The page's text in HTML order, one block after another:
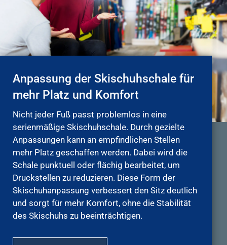
Anpassung der Skischuhschale für
mehr Platz und Komfort
Nicht jeder Fuß passt problemlos in eine
serienmäßige Skischuhschale. Durch gezielte
Anpassungen kann an empfindlichen Stellen
mehr Platz geschaffen werden. Dabei wird die
Schale punktuell oder flächig bearbeitet, um
Druckstellen zu reduzieren. Diese Form der
Skischuhanpassung verbessert den Sitz deutlich
und sorgt für mehr Komfort, ohne die Stabilität
des Skischuhs zu beeinträchtigen.